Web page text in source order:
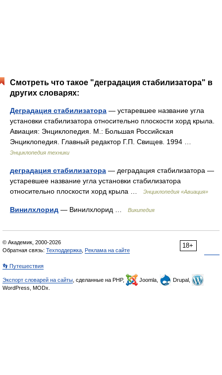
Смотреть что такое "деградация стабилизатора" в
других словарях:
Деградация стабилизатора — устаревшее название угла
установки стабилизатора относительно плоскости хорд крыла.
Авиация: Энциклопедия. М.: Большая Российская
Энциклопедия. Главный редактор Г.П. Свищев. 1994 …
Энциклопедия техники
деградация стабилизатора — деградация стабилизатора —
устаревшее название угла установки стабилизатора
относительно плоскости хорд крыла …
Энциклопедия «Авиация»
Винилхлорид — Винилхлорид … Википедия
18+
© Академик, 2000-2026
Обратная связь: Техподдержка Реклама на сайте
👣 Путешествия
Экспорт словарей на сайты , сделанные на PHP, Joomla,
Drupal,
WordPress, MODx.